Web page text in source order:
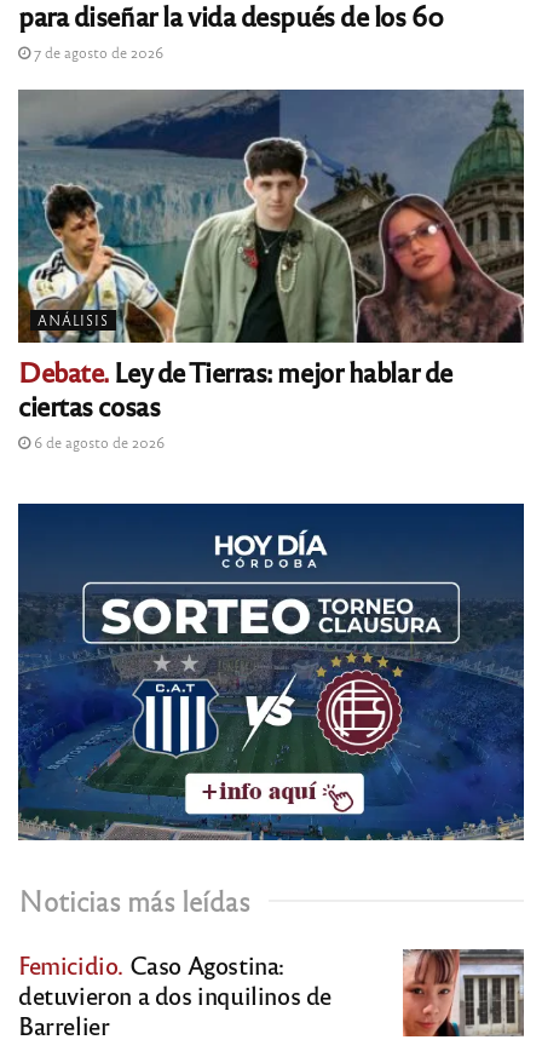
para diseñar la vida después de los 60
7 de agosto de 2026
ANÁLISIS
Debate.Ley de Tierras: mejor hablar de
ciertas cosas
6 de agosto de 2026
Noticias más leídas
Femicidio. Caso Agostina:
detuvieron a dos inquilinos de
Barrelier